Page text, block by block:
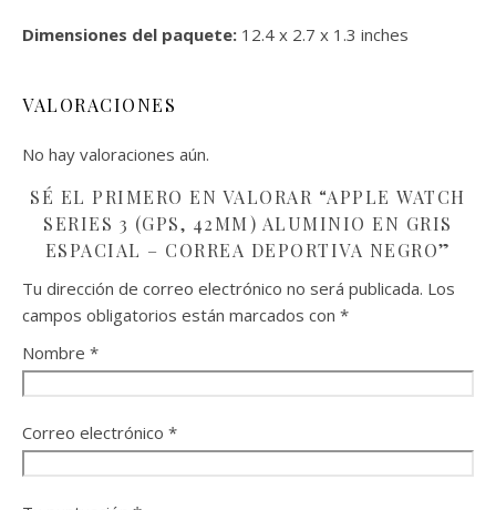
Dimensiones del paquete: 12.4 x 2.7 x 1.3 inches
VALORACIONES
No hay valoraciones aún.
SÉ EL PRIMERO EN VALORAR “APPLE WATCH
SERIES 3 (GPS, 42MM) ALUMINIO EN GRIS
ESPACIAL – CORREA DEPORTIVA NEGRO”
Tu dirección de correo electrónico no será publicada. Los
campos obligatorios están marcados con *
Nombre *
Correo electrónico *